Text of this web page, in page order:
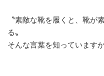
〝素敵な靴を履くと、靴が
る〟
そんな言葉を知っています